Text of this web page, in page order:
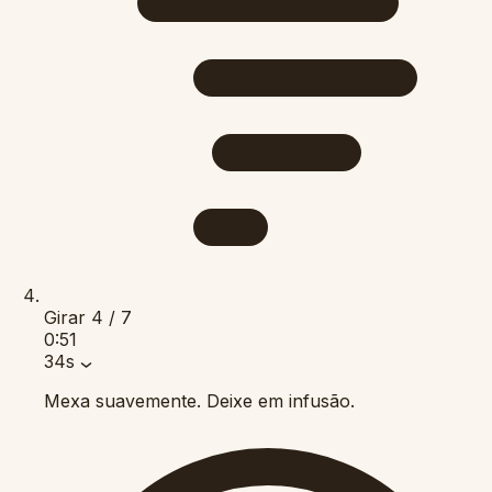
Girar 4 / 7
0:51
34s
Mexa suavemente. Deixe em infusão.